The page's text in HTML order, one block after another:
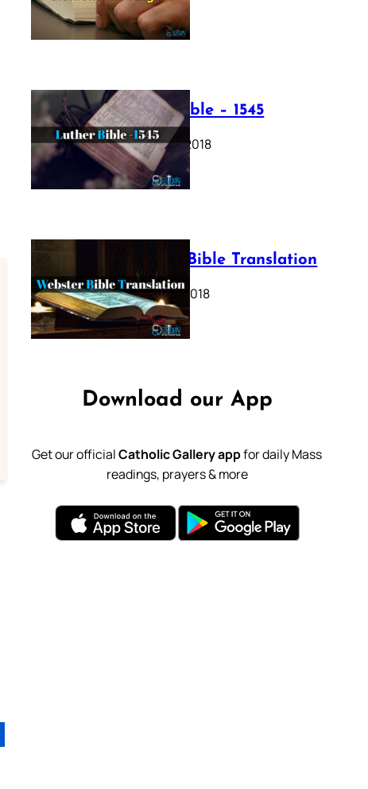
July 12, 2025
Luther Bible – 1545
October 17, 2018
Webster Bible Translation
October 11, 2018
Download our App
Get our officialCatholic Gallery appfor daily Mass
readings, prayers & more